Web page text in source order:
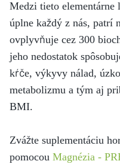
Medzi tieto
úplne každý z nás, patrí
ovplyvňuje cez 300
jeho nedostatok
kŕče, výkyvy nálad,
metabolizmu a tým aj
BMI.
Zvážte suplementáciu
pomocou Magnézia -